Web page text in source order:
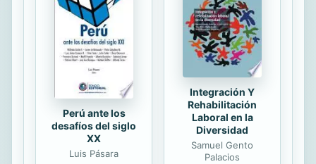
Perú ante los
desafíos del siglo
XX
Luis Pásara
Integración Y
Rehabilitación
Laboral en la
Diversidad
Samuel Gento
Palacios